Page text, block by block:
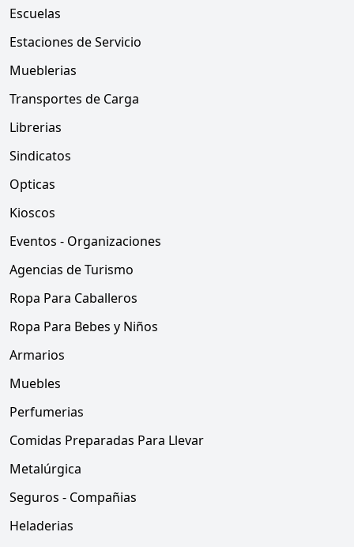
Escuelas
Estaciones de Servicio
Mueblerias
Transportes de Carga
Librerias
Sindicatos
Opticas
Kioscos
Eventos - Organizaciones
Agencias de Turismo
Ropa Para Caballeros
Ropa Para Bebes y Niños
Armarios
Muebles
Perfumerias
Comidas Preparadas Para Llevar
Metalúrgica
Seguros - Compañias
Heladerias